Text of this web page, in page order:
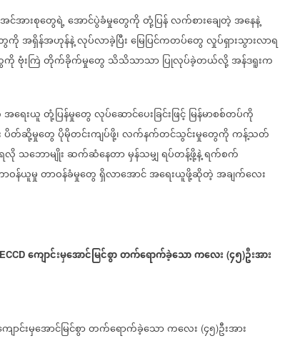
အင်အားစုတွေရဲ့အောင်ပွဲခံမှုတွေကိုတုံ့ပြန်လက်စားချေတဲ့အနေနဲ့
ကိုအရှိန်အဟုန်နဲ့လုပ်လာခဲ့ပြီးမြေပြင်ကတပ်တွေလှုပ်ရှားသွားလာရ
ကိုဗုံးကြဲတိုက်ခိုက်မှုတွေ သိသိသာသာပြုလုပ်ခဲ့တယ်လို့အန်ဒရူးက
အရေးယူတုံ့ပြန်မှုတွေလုပ်ဆောင်ပေးခြင်းဖြင့်မြန်မာစစ်တပ်ကို
ပိတ်ဆို့မှုတွေပိုမိုတင်းကျပ်ဖို့၊လက်နက်တင်သွင်းမှုတွေကိုကန့်သတ်
လို သဘောမျိုးဆက်ဆံနေတာမှန်သမျှရပ်တန့်ဖို့နဲ့ရက်စက်
ဝန်ယူမှုတာဝန်ခံမှုတွေရှိလာအောင်အရေးယူဖို့ဆိုတဲ့အချက်လေး
ECCD ကျောင်းမှအောင်မြင်စွာတက်ရောက်ခဲ့သောကလေး (၄၅)ဦးအား
ောင်းမှအောင်မြင်စွာတက်ရောက်ခဲ့သောကလေး (၄၅)ဦးအား